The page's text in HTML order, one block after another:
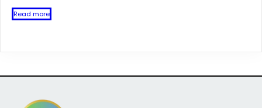
Read more